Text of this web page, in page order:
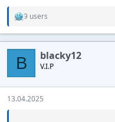
R
a
c
o
n
s
9 users
B blacky12
V.I.P
13.04.2025